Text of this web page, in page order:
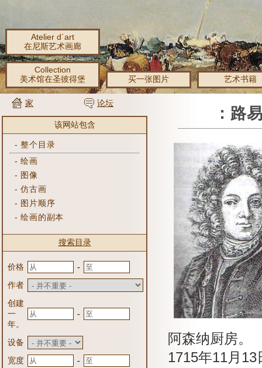
Atelier d´art
在尼斯艺术画廊
Collection
美术馆在圣彼得堡
买一张图片 艺术书籍
家 论坛
该网站包含
-整个目录
-绘画
- 图像
-仿古画
- 图片顺序
-绘画的副本
搜索目录
价格
-
作者
创建
一
年。
-
设备
宽度
-
：路
阿森纳厨房。
1715年11月